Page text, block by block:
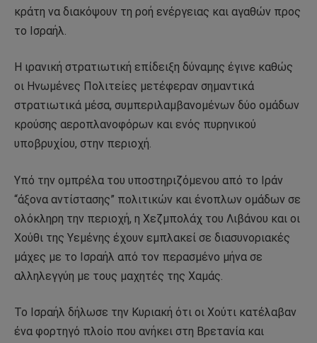
κράτη να διακόψουν τη ροή ενέργειας και αγαθών προς
το Ισραήλ.
Η ιρανική στρατιωτική επίδειξη δύναμης έγινε καθώς
οι Ηνωμένες Πολιτείες μετέφεραν σημαντικά
στρατιωτικά μέσα, συμπεριλαμβανομένων δύο ομάδων
κρούσης αεροπλανοφόρων και ενός πυρηνικού
υποβρυχίου, στην περιοχή.
Υπό την ομπρέλα του υποστηριζόμενου από το Ιράν
“άξονα αντίστασης” πολιτικών και ένοπλων ομάδων σε
ολόκληρη την περιοχή, η Χεζμπολάχ του Λιβάνου και οι
Χούθι της Υεμένης έχουν εμπλακεί σε διασυνοριακές
μάχες με το Ισραήλ από τον περασμένο μήνα σε
αλληλεγγύη με τους μαχητές της Χαμάς.
Το Ισραήλ δήλωσε την Κυριακή ότι οι Χούτι κατέλαβαν
ένα φορτηγό πλοίο που ανήκει στη Βρετανία και